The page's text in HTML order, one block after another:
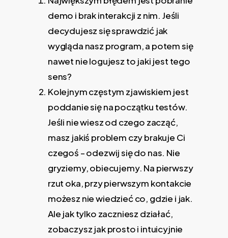
demo i brak interakcji z nim. Jeśli
decydujesz się sprawdzić jak
wygląda nasz program, a potem się
nawet nie logujesz to jaki jest tego
sens?
Kolejnym częstym zjawiskiem jest
poddanie się na początku testów.
Jeśli nie wiesz od czego zacząć,
masz jakiś problem czy brakuje Ci
czegoś – odezwij się do nas. Nie
gryziemy, obiecujemy. Na pierwszy
rzut oka, przy pierwszym kontakcie
możesz nie wiedzieć co, gdzie i jak.
Ale jak tylko zaczniesz działać,
zobaczysz jak prosto i intuicyjnie